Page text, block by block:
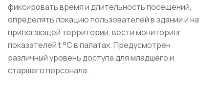
фиксировать время и длительность посещений,
определять локацию пользователей в здании и на
прилегающей территории, вести мониторинг
показателей t °C в палатах. Предусмотрен
различный уровень доступа для младшего и
старшего персонала.